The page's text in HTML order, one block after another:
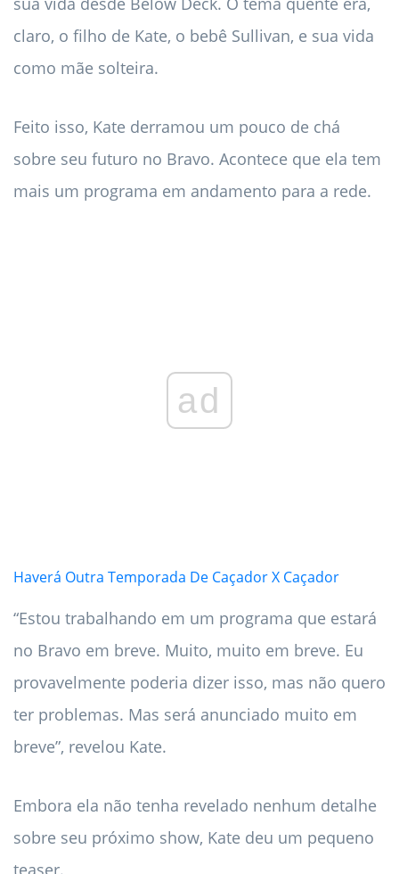
claro, o filho de Kate, o bebê Sullivan, e sua vida
como mãe solteira.
Feito isso, Kate derramou um pouco de chá
sobre seu futuro no Bravo. Acontece que ela tem
mais um programa em andamento para a rede.
ad
Haverá Outra Temporada De Caçador X Caçador
“Estou trabalhando em um programa que estará
no Bravo em breve. Muito, muito em breve. Eu
provavelmente poderia dizer isso, mas não quero
ter problemas. Mas será anunciado muito em
breve”, revelou Kate.
Embora ela não tenha revelado nenhum detalhe
sobre seu próximo show, Kate deu um pequeno
teaser.